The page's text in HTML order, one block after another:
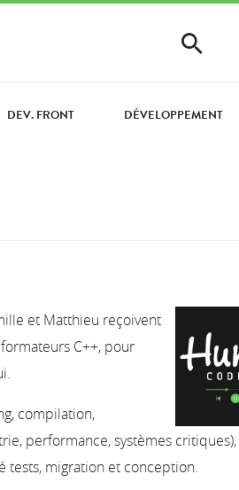
DEV. FRONT DÉVELOPPEMENT
et Matthieu reçoivent
C++, pour
compilation,
performance, systèmes
tests, migration et conception.